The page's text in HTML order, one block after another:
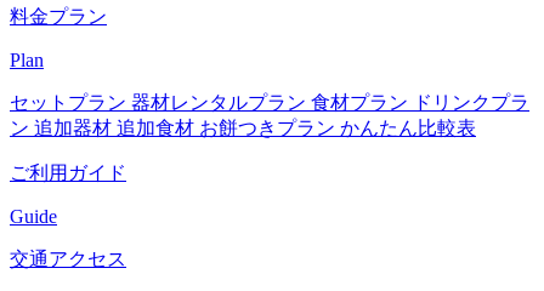
料金プラン
Plan
セットプラン 器材レンタルプラン 食材プラン ドリンクプラ
ン 追加器材 追加食材 お餅つきプラン かんたん比較表
ご利用ガイド
Guide
交通アクセス